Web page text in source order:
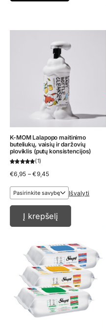
K-MOM Lalapopo maitinimo
buteliukų, vaisių ir daržovių
ploviklis (putų konsistencijos)
1
€6,95 – €9,45Price
€6,95
throughIšvalyti
Į krepšelį